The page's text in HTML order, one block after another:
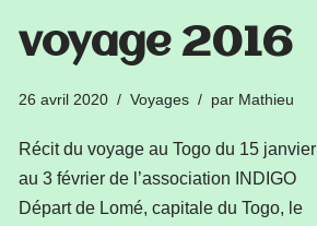
voyage 2016
26 avril 2020 Voyages par Mathieu
Récit du voyage au Togo du 15 janvier
au 3 février de l’association INDIGO
Départ de Lomé, capitale du Togo, le